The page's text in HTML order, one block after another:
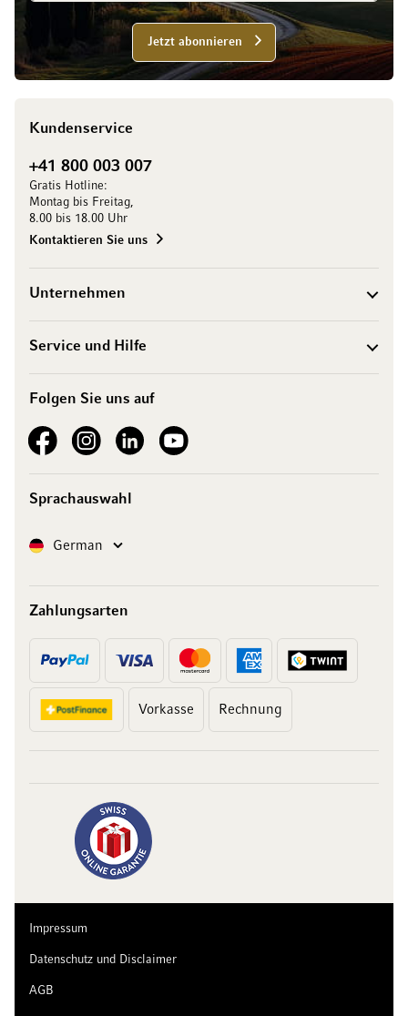
Jetzt abonnieren
Kundenservice
+41 800 003 007
Gratis Hotline:
Montag bis Freitag,
8.00 bis 18.00 Uhr
Kontaktieren Sie uns
Unternehmen
Service und Hilfe
Folgen Sie uns auf
See our FacebookSee our Instagram account
See our LinkedInSee our YouTube channel
Sprachauswahl
SpracheGerman
Zahlungsarten
Vorkasse Rechnung
Impressum
Datenschutz und Disclaimer
AGB
10 Franken
auf Ihren Einkauf
Abonnieren Sie unseren Newsletter und erhalten Sie exklusive